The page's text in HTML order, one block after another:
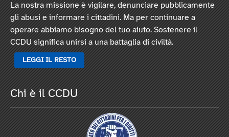
La nostra missione è vigilare, denunciare pubblicamente
gli abusi e informare i cittadini. Ma per continuare a
operare abbiamo bisogno del tuo aiuto. Sostenere il
CCDU significa unirsi a una battaglia di civiltà.
LEGGI IL RESTO
Chi è il CCDU